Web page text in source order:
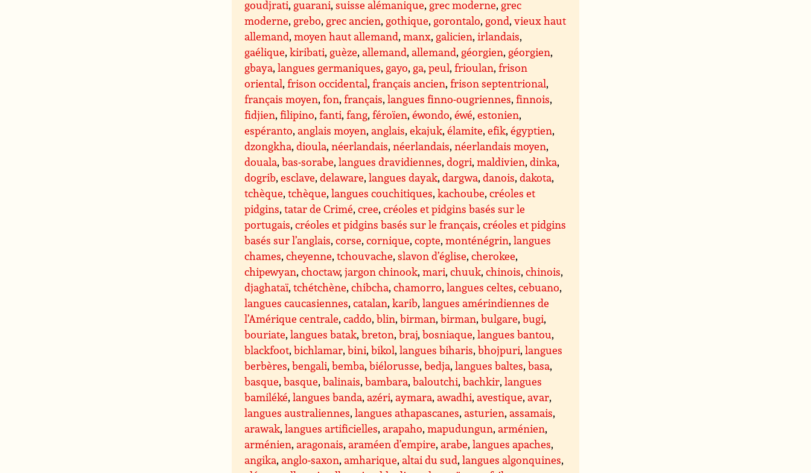
goudjrati, guarani,suisse alémanique, grec moderne, grec
moderne, grebo, grec ancien, gothique, gorontalo, gond,vieux haut
allemand,moyen haut allemand,manx, galicien,irlandais,
gaélique,kiribati, guèze,allemand,allemand, géorgien, géorgien,
gbaya,langues germaniques, gayo, ga,peul,frioulan,frison
oriental,frison occidental,français ancien,frison septentrional,
français moyen,fon,français,langues finno-ougriennes,finnois,
fidjien,filipino,fanti,fang,féroïen,éwondo,éwé,estonien,
espéranto,anglais moyen,anglais,ekajuk,élamite,efik,égyptien,
dzongkha,dioula,néerlandais,néerlandais,néerlandais moyen,
douala,bas-sorabe,langues dravidiennes,dogri,maldivien,dinka,
dogrib,esclave,delaware,langues dayak,dargwa,danois,dakota,
tchèque,tchèque,langues couchitiques,kachoube,créoles et
pidgins,tatar de Crimé,cree,créoles et pidgins basés sur le
portugais,créoles et pidgins basés sur le français,créoles et pidgins
basés sur l’anglais,corse,cornique,copte,monténégrin,langues
chames,cheyenne,tchouvache,slavon d’église,cherokee,
chipewyan,choctaw,jargon chinook,mari,chuuk,chinois,chinois,
djaghataï,tchétchène,chibcha,chamorro,langues celtes,cebuano,
langues caucasiennes,catalan,karib,langues amérindiennes de
l’Amérique centrale,caddo,blin,birman,birman,bulgare,bugi,
bouriate,langues batak,breton,braj,bosniaque,langues bantou,
blackfoot,bichlamar,bini,bikol,langues biharis,bhojpuri,langues
berbères,bengali,bemba,biélorusse,bedja,langues baltes,basa,
basque,basque,balinais,bambara,baloutchi,bachkir,langues
bamiléké,langues banda,azéri,aymara,awadhi,avestique,avar,
langues australiennes,langues athapascanes,asturien,assamais,
arawak,langues artificielles,arapaho,mapudungun,arménien,
arménien,aragonais,araméen d’empire,arabe,langues apaches,
angika,anglo-saxon,amharique,altai du sud,langues algonquines,